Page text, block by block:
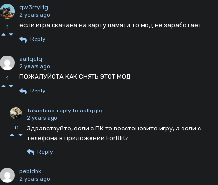
1
qw3rtyl1g
2 years ago
если игра скачана на карту памяти то мод не заработает
Reply
1
aallqqlq
2 years ago
ПОЖАЛУЙСТА КАК СНЯТЬ ЭТОТ МОД
Reply
0
Takashino reply to aallqqlq
2 years ago
Здравствуйте, если с ПК то восстоновите игру, а если с
телефона в приложении ForBlitz
Reply
pebidbk
2 years ago